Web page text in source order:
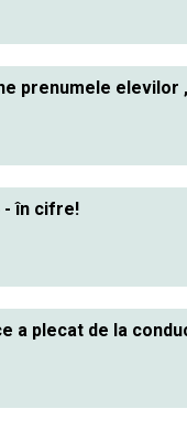
prenumele elevilor
- în cifre!
a plecat de la